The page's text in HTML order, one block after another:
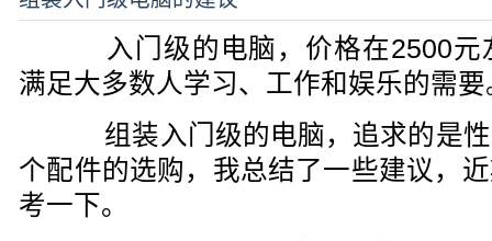
入门级的电脑，价格在2500元
满足大多数人学习、工作和娱乐的需要
组装入门级的电脑，追求的是性
个配件的选购，我总结了一些建议，
考一下。